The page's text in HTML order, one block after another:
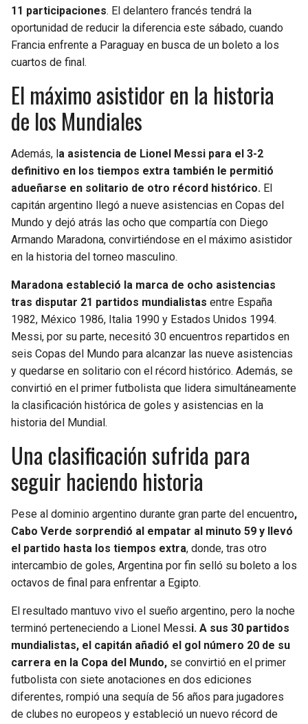
11 participaciones. El delantero francés tendrá la
oportunidad de reducir la diferencia este sábado, cuando
Francia enfrente a Paraguay en busca de un boleto a los
cuartos de final.
El máximo asistidor en la historia
de los Mundiales
Además, l a asistencia de Lionel Messi para el 3-2
definitivo en los tiempos extra también le permitió
adueñarse en solitario de otro récord histórico. El
capitán argentino llegó a nueve asistencias en Copas del
Mundo y dejó atrás las ocho que compartía con Diego
Armando Maradona, convirtiéndose en el máximo asistidor
en la historia del torneo masculino.
Maradona estableció la marca de ocho asistencias
tras disputar 21 partidos mundialistas entre España
1982, México 1986, Italia 1990 y Estados Unidos 1994.
Messi, por su parte, necesitó 30 encuentros repartidos en
seis Copas del Mundo para alcanzar las nueve asistencias
y quedarse en solitario con el récord histórico. Además, se
convirtió en el primer futbolista que lidera simultáneamente
la clasificación histórica de goles y asistencias en la
historia del Mundial.
Una clasificación sufrida para
seguir haciendo historia
Pese al dominio argentino durante gran parte del encuentro,
Cabo Verde sorprendió al empatar al minuto 59 y llevó
el partido hasta los tiempos extra, donde, tras otro
intercambio de goles, Argentina por fin selló su boleto a los
octavos de final para enfrentar a Egipto.
El resultado mantuvo vivo el sueño argentino, pero la noche
terminó perteneciendo a Lionel Messi. A sus 30 partidos
mundialistas, el capitán añadió el gol número 20 de su
carrera en la Copa del Mundo, se convirtió en el primer
futbolista con siete anotaciones en dos ediciones
diferentes, rompió una sequía de 56 años para jugadores
de clubes no europeos y estableció un nuevo récord de